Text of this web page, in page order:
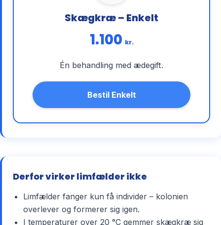
Skægkræ – Enkelt
1.100 kr.
Én behandling med ædegift.
Bestil Enkelt
Derfor virker limfælder ikke
Limfælder fanger kun få individer – kolonien
overlever og formerer sig igen.
I temperaturer over 20 °C gemmer skægkræ sig